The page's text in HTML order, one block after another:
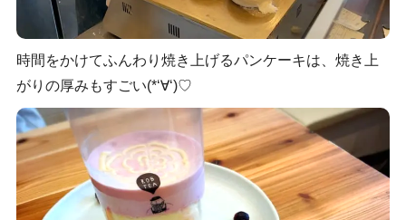
時間をかけてふんわり焼き上げるパンケーキは、焼き上
がりの厚みもすごい(*‘∀‘)♡